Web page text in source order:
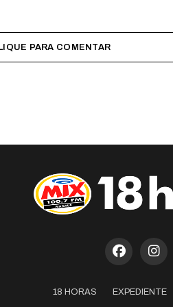
PARA COMENTAR
18 HORAS EXPEDIENTE